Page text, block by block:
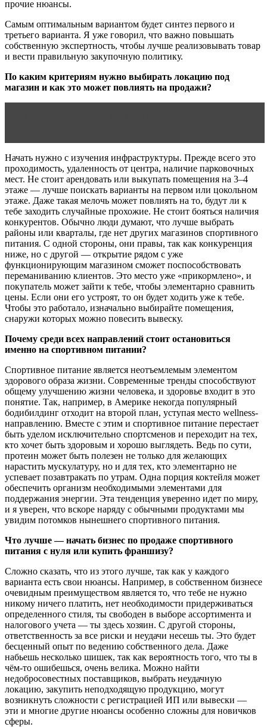
прочие нюансы.
Самым оптимальным вариантом будет синтез первого и
третьего варианта. Я уже говорил, что важно повышать
собственную экспертность, чтобы лучше реализовывать товар
и вести правильную закупочную политику.
По каким критериям нужно выбирать локацию под
магазин и как это может повлиять на продажи?
Начать нужно с изучения инфраструктуры. Прежде всего это
проходимость, удаленность от центра, наличие парковочных
мест. Не стоит арендовать или выкупать помещения на 3–4
этаже — лучше поискать варианты на первом или цокольном
этаже. Даже такая мелочь может повлиять на то, будут ли к
тебе заходить случайные прохожие. Не стоит бояться наличия
конкурентов. Обычно люди думают, что лучше выбрать
районы или кварталы, где нет других магазинов спортивного
питания. С одной стороны, они правы, так как конкуренция
ниже, но с другой — открытие рядом с уже
функционирующим магазином сможет поспособствовать
переманиванию клиентов. Это место уже «прикормлено», и
покупатель может зайти к тебе, чтобы элементарно сравнить
цены. Если они его устроят, то он будет ходить уже к тебе.
Чтобы это работало, изначально выбирайте помещения,
снаружи которых можно повесить вывеску.
Почему среди всех направлений стоит остановиться
именно на спортивном питании?
Спортивное питание является неотъемлемым элементом
здорового образа жизни. Современные тренды способствуют
общему улучшению жизни человека, и здоровье входит в это
понятие. Так, например, в Америке некогда популярный
бодибилдинг отходит на второй план, уступая место wellness-
направлению. Вместе с этим и спортивное питание перестает
быть уделом исключительно спортсменов и переходит на тех,
кто хочет быть здоровым и хорошо выглядеть. Ведь по сути,
протеин может быть полезен не только для желающих
нарастить мускулатуру, но и для тех, кто элементарно не
успевает позавтракать по утрам. Одна порция коктейля может
обеспечить организм необходимыми элементами для
поддержания энергии. Эта тенденция уверенно идет по миру,
и я уверен, что вскоре наряду с обычными продуктами мы
увидим потомков нынешнего спортивного питания.
Что лучше — начать бизнес по продаже спортивного
питания с нуля или купить франшизу?
Сложно сказать, что из этого лучше, так как у каждого
варианта есть свои нюансы. Например, в собственном бизнесе
очевидным преимуществом является то, что тебе не нужно
никому ничего платить, нет необходимости придерживаться
определенного стиля, ты свободен в выборе ассортимента и
налогового учета — ты здесь хозяин. С другой стороны,
ответственность за все риски и неудачи несешь ты. Это будет
бесценный опыт по ведению собственного дела. Даже
набьешь несколько шишек, так как вероятность того, что ты в
чём-то ошибешься, очень велика. Можно найти
недобросовестных поставщиков, выбрать неудачную
локацию, закупить неподходящую продукцию, могут
возникнуть сложности с регистрацией ИП или вывески —
эти и многие другие нюансы особенно сложны для новичков
сферы.